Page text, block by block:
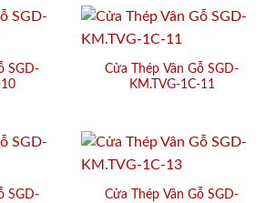
SGD-
Cửa Thép Vân Gỗ SGD-
KM.TVG-1C-11
SGD-
Cửa Thép Vân Gỗ SGD-